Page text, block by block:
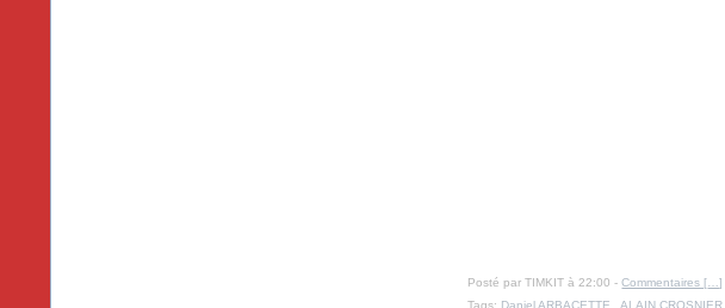
Posté par TIMKIT à 22:00 -Commentaires [ …]
Tags: Daniel ARBACETTE ,ALAIN CROSNIER